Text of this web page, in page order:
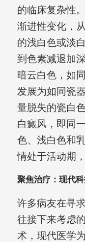
的临床复杂性
渐进性变化，
的浅白色或淡
到色素减退加
暗云白色，如
发展为如同瓷
量脱失的瓷白
白癜风，即同
色、浅白色和
情处于活动期
聚焦治疗：现代
许多病友在寻
往接下来考虑
术，现代医学